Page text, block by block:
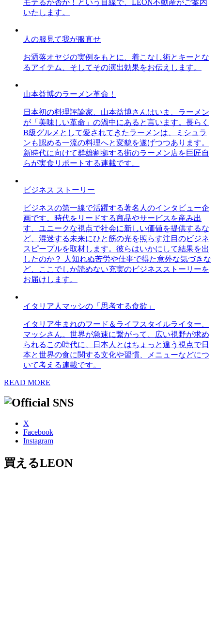
モテるか否か！という目線で、LEON不動産がご案内
いたします。
人の服見て我が服直せ
お洒落オヤジの実例をもとに、着こなし術とキーとな
るアイテム、そしてその演出効果をお伝えします。
山本益博のラーメン革命！
日本初の料理評論家、山本益博さんはいま、ラーメン
が「美味しい革命」の渦中にあると言います。長らく
B級グルメとして愛されてきたラーメンは、ミシュラ
ンも認める一流の料理へと変貌を遂げつつあります。
新時代に向けて群雄割拠する街のラーメン店を巨匠自
らが実食リポートする連載です。
ビジネス ストーリー
ビジネスの第一線で活躍する著名人のインタビュー企
画です。時代をリードする商品やサービスを産み出
す、ユニークな視点で社会に新しい価値を提供するな
ど、混迷する未来にひと筋の光を照らす注目のビジネ
スピープルを取材します。彼らはいかにして結果を出
したのか？ 人知れぬ苦労や仕事で得た意外な気づきな
ど、ここでしか読めない充実のビジネスストーリーを
お届けします。
イタリア人マッシの「思考する食欲」
イタリア生まれのフード＆ライフスタイルライター、
マッシさん。世界が急速に繋がって、広い視野が求め
られるこの時代に、日本人とはちょっと違う視点で日
本と世界の食に関する文化や習慣、メニューなどにつ
いて考える連載です。
READ MORE
X
Facebook
Instagram
買えるLEON